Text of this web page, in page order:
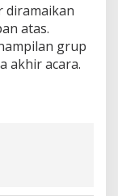
diramaikan
atas.
grup
akhir acara.